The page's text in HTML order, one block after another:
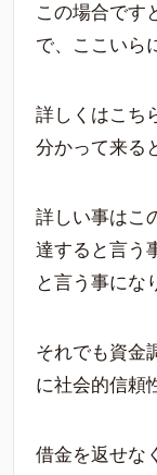
この場合です
で、ここいら
詳しくはこち
分かって来る
詳しい事はこ
達すると言う
と言う事にな
それでも資金
に社会的信頼
借金を返せな